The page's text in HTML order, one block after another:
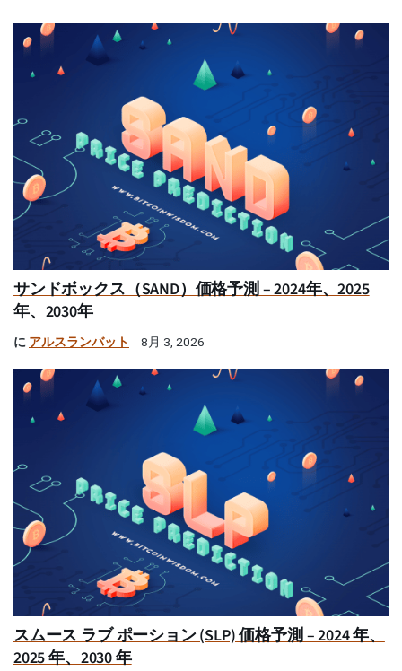
サンドボックス（SAND）価格予測 – 2024年、2025
年、2030年
に アルスランバット 8月 3, 2026
スムース ラブ ポーション (SLP) 価格予測 – 2024 年、
2025 年、2030 年